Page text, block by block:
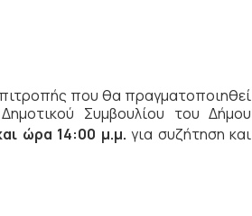
που θα πραγματοποιηθεί
Συμβουλίου του Δήμου
ώρα 14:00 μ.μ. για συζήτηση και